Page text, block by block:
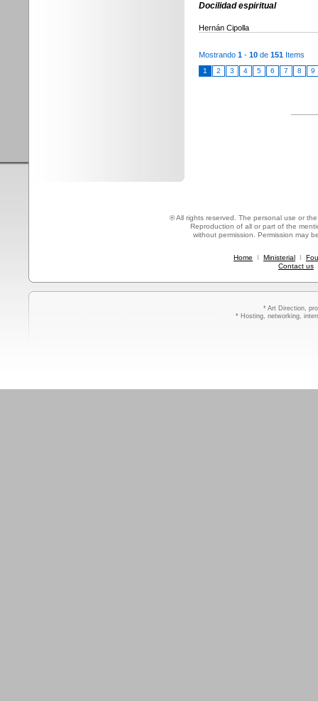
Docilidad espiritual
Hernán Cipolla
Mostrando 1 - 10 de 151 Items
1 2 3 4 5 6 7 8 9
® All rights reserved. The personal use or
Reproduction of all or part of the
without permission. Permission may
Home I Ministerial I
Contact us
* Art Direction,
* Hosting, networking,